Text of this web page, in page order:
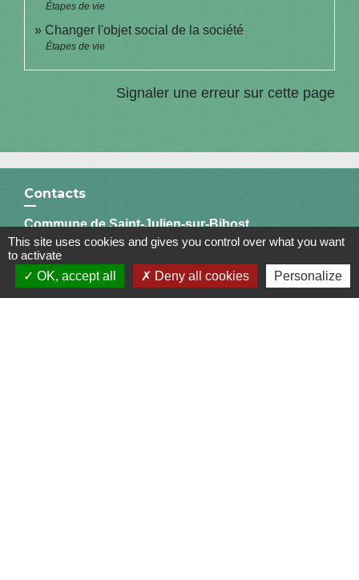
Étapes de vie
Changer l'objet social de la société
Étapes de vie
Signaler une erreur sur cette page
Contacts
Commune de Saint-Julien-sur-Bibost
1, Place de la Mairie
69690 Saint-Julien-sur-Bibost - FRANCE
+33 4 74 70 72 03
This site uses cookies and gives you control over what you want
to activate
OK, accept all
Deny all cookies Personalize